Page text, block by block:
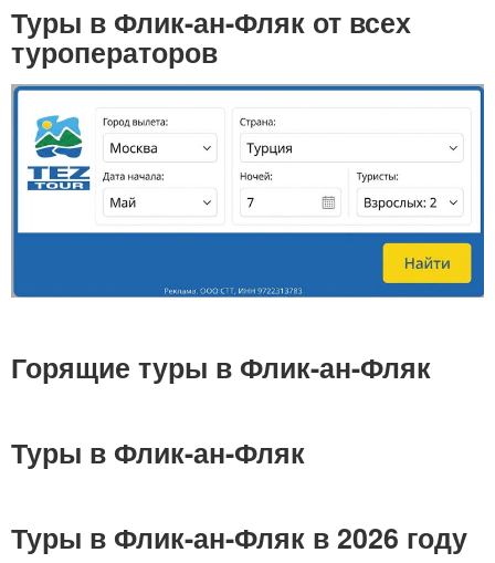
Туры в Флик-ан-Фляк от всех
туроператоров
Горящие туры в Флик-ан-Фляк
Туры в Флик-ан-Фляк
Туры в Флик-ан-Фляк в 2026 году